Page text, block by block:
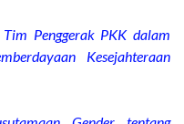
Penggerak PKK dalam
Kesejahteraan